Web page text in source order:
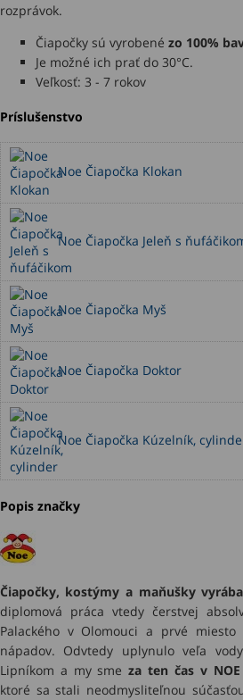
rozprávok.
Čiapočky sú vyrobené zo 100%
Je možné ich prať do 30°C.
Veľkosť: 3 - 7 rokov
Príslušenstvo
Noe Čiapočka Klokan
Noe Čiapočka Jeleň s
Noe Čiapočka Myš
Noe Čiapočka Doktor
Noe Čiapočka Kúzelník,
Popis značky
Čiapočky, kostýmy a maňušky
diplomová práca vtedy čerstvej
Palackého v Olomouci a prvé
nápadov. Odvtedy uplynulo veľa
Lipníkom a my smeza ten čas v
ktoré sa stali neodmysliteľnou